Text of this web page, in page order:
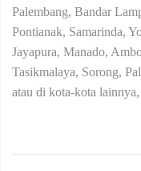
Palembang, Bandar
Pontianak, Samarinda,
Jayapura, Manado,
Tasikmalaya, Sorong,
atau di kota-kota